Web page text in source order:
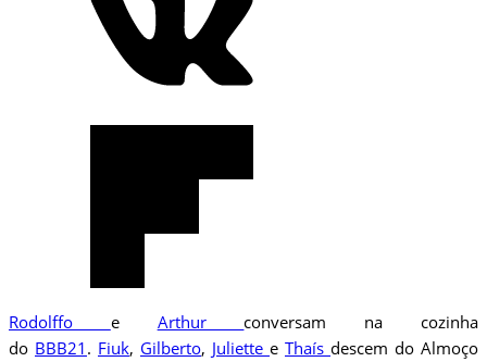
Rodolffo e Arthur conversam na cozinha
do BBB21 . Fiuk, Gilberto, Juliette e Thaís descem do Almoço